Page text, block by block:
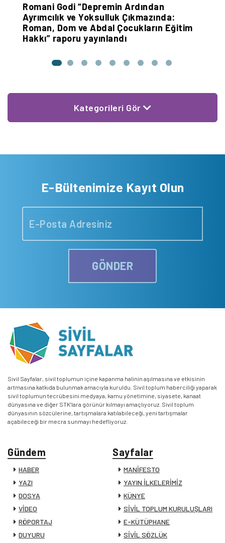
Romani Godi “Depremin Ardından
Ayrımcılık ve Yoksulluk Çıkmazında:
Roman, Dom ve Abdal Çocukların Eğitim
Hakkı” raporu yayınlandı
Kategorileri Gör
E-Bültenimize Kayıt Olun
GÖNDER
Sivil Sayfalar, sivil toplumun içine kapanma halinin aşılmasına ve etkisinin
artmasına katkıda bulunmak amacıyla kuruldu. Sivil toplum haberciliği yaparak
sivil toplumun tecrübesini medyaya, kamu yönetimine, siyasete, kanaat
dünyasına ve diğer STK’lara görünür kılmayı amaçlıyoruz. Sivil toplum
dünyasının sözcülerine, tartışmalara katılabileceği, yeni tartışmalar
açabileceği bir mecra sunmayı hedefliyoruz.
Gündem
HABER
YAZI
DOSYA
VİDEO
RÖPORTAJ
DUYURU
Sayfalar
MANİFESTO
YAYIN İLKELERİMİZ
KÜNYE
SİVİL TOPLUM KURULUŞLARI
E-KÜTÜPHANE
SİVİL SÖZLÜK